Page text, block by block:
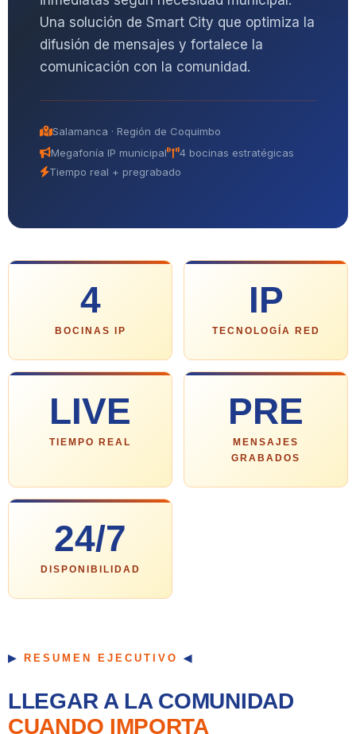
Una solución de Smart City que optimiza la
difusión de mensajes y fortalece la
comunicación con la comunidad.
Salamanca · Región de Coquimbo
Megafonía IP municipal
4 bocinas estratégicas
Tiempo real + pregrabado
4
BOCINAS IP
IP
TECNOLOGÍA RED
LIVE
TIEMPO REAL
PRE
MENSAJES
GRABADOS
24/7
DISPONIBILIDAD
RESUMEN EJECUTIVO
LLEGAR A LA COMUNIDAD
CUANDO IMPORTA